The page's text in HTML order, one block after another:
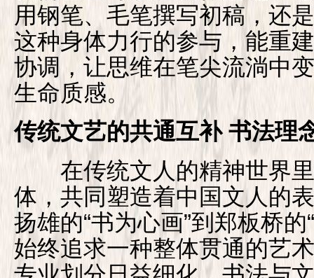
用钢笔、毛笔撰写初稿，还
这种身体力行的参与，能重
协调，让思维在笔尖流淌中
生命质感。
传统文艺的共通互补 书法理
在传统文人的精神世界里
体，共同塑造着中国文人的
扬雄的“书为心画”到郑板桥
始终追求一种整体贯通的艺